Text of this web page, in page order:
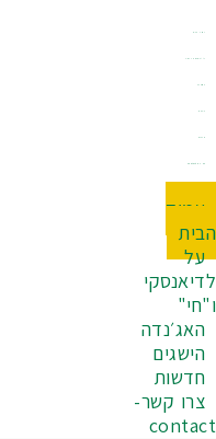
עמוד
הבית
על
לדיאנסקי
ו"חי"
האג׳נדה
הישגים
חדשות
צרו קשר-
contact